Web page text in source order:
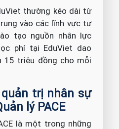
thường kéo dài từ
vào các lĩnh vực tư
tạo nguồn nhân lực
phí tại EduViet dao
15 triệu đồng cho mỗi
quản trị nhân sự
lý PACE
là một trong những